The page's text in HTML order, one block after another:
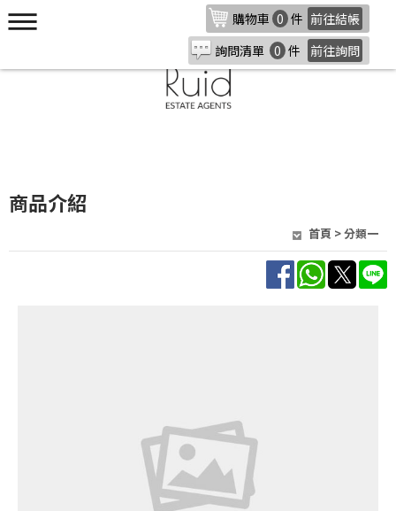
購物車 0 件 前往結帳
詢問清單 0 件 前往詢問
商品介紹
首頁 >分類一